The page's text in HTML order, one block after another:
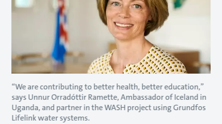
“We are contributing to better health, better education,”
says Unnur Orradóttir Ramette, Ambassador of Iceland in
Uganda, and partner in the WASH project using Grundfos
Lifelink water systems.